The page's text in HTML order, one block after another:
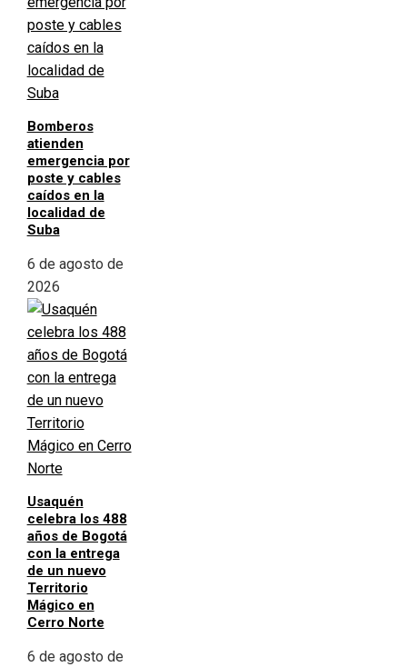
Bomberos
atienden
emergencia por
poste y cables
caídos en la
localidad de
Suba
6 de agosto de
2026
Usaquén
celebra los 488
años de Bogotá
con la entrega
de un nuevo
Territorio
Mágico en
Cerro Norte
6 de agosto de